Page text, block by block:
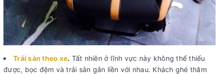
Trải sàn theo xe. Tất nhiên ở lĩnh vực này không thể thiếu
được, bọc đệm và trải sàn gắn liền với nhau. Khách ghé thăm